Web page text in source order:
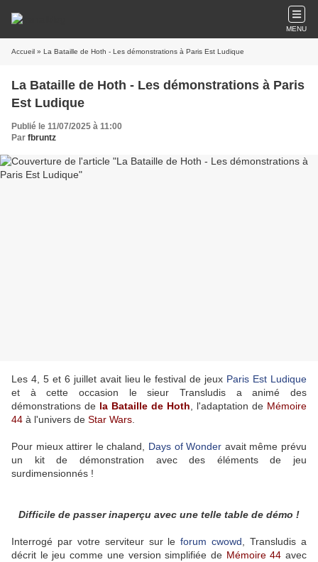
MENU
Accueil » La Bataille de Hoth - Les démonstrations à Paris Est Ludique
La Bataille de Hoth - Les démonstrations à Paris
Est Ludique
Publié le 11/07/2025 à 11:00
Par fbruntz
Les 4, 5 et 6 juillet avait lieu le festival de jeux Paris Est Ludique
et à cette occasion le sieur Transludis a animé des
démonstrations de la Bataille de Hoth , l'adaptation de Mémoire
44 à l'univers de Star Wars
Pour mieux attirer le chaland, Days of Wonder avait même prévu
un kit de démonstration avec des éléments de jeu
surdimensionnés !
Difficile de passer inaperçu avec une telle table de démo !
Interrogé par votre serviteur sur leforum cwowd , Transludis a
décrit le jeu comme une version simplifiée de Mémoire 44 avec